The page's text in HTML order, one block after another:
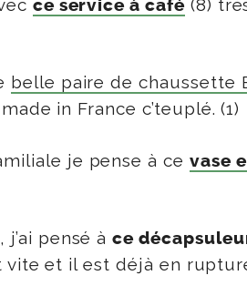
ce service à café(8)
belle paire de chaussette
in France c’teuplé. (1)
je pense à ce vase
pensé àce
et il est déjà en